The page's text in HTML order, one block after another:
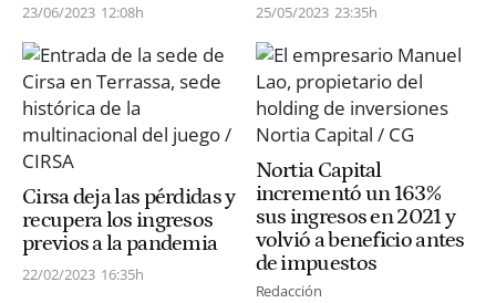
23/06/2023 12:08h
25/05/2023 23:35h
Cirsa deja las pérdidas y
recupera los ingresos
previos a la pandemia
22/02/2023 16:35h
Nortia Capital
incrementó un 163%
sus ingresos en 2021 y
volvió a beneficio antes
de impuestos
Redacción